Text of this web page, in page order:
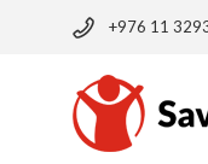
+976 11